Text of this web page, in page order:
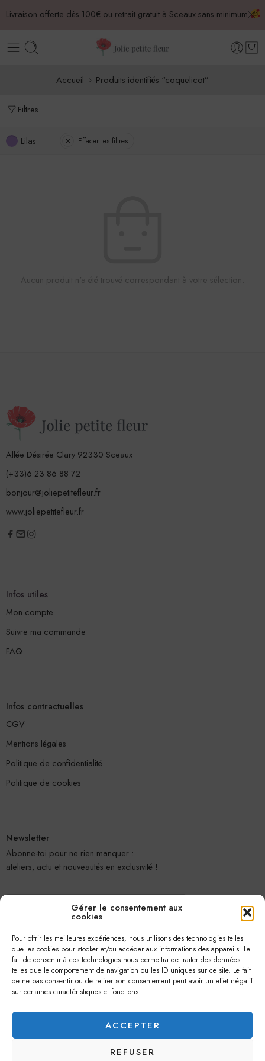
Gérer le consentement aux
cookies
Pour offrir les meilleures expériences, nous utilisons des technologies telles
que les cookies pour stocker et/ou accéder aux informations des appareils. Le
fait de consentir à ces technologies nous permettra de traiter des données
telles que le comportement de navigation ou les ID uniques sur ce site. Le fait
de ne pas consentir ou de retirer son consentement peut avoir un effet négatif
sur certaines caractéristiques et fonctions.
ACCEPTER
REFUSER
Livraison offerte dès 100€ ou retrait gratuit à Sceaux sans minimum
Accueil Produits identifiés “coquelicot”
Filtres
Lilas Effacer les filtres
Aucun produit n'a été trouvé correspondant à votre sélection.
Allée Désirée Clary 92330 Sceaux
(+33)6 23 86 88 72
bonjour@joliepetitefleur.fr
www.joliepetitefleur.fr
Infos utiles
Mon compte
Suivre ma commande
FAQ
Infos contractuelles
CGV
Mentions légales
Politique de confidentialité
Politique de cookies
Newsletter
Abonne-toi pour ne rien manquer :
ateliers, actu et nouveautés en exclusivité !
Je m'abonne